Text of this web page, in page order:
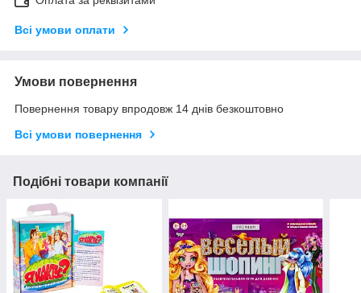
Всі умови оплати
Умови повернення
Повернення товару впродовж 14 днів безкоштовно
Всі умови повернення
Подібні товари компанії